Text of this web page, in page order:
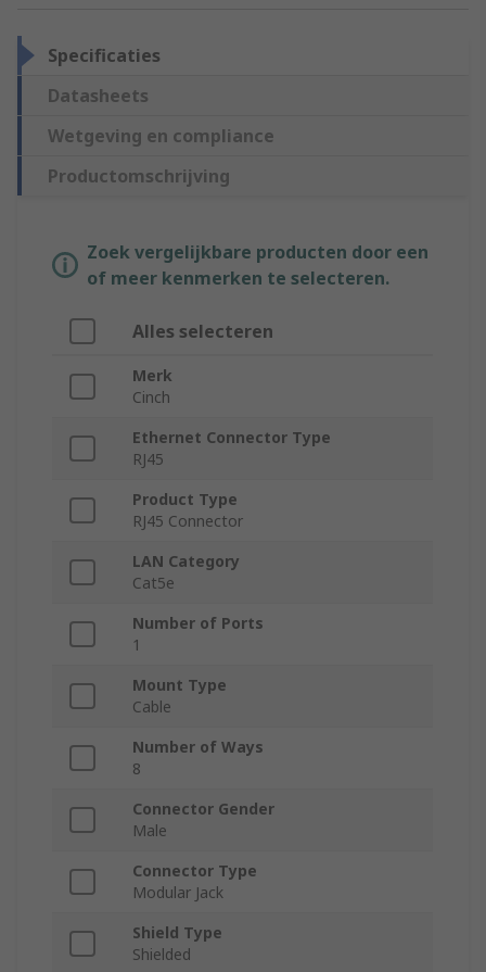
Specificaties
Datasheets
Wetgeving en compliance
Productomschrijving
Zoek vergelijkbare producten door een
of meer kenmerken te selecteren.
Alles selecteren
Merk
Cinch
Ethernet Connector Type
RJ45
Product Type
RJ45 Connector
LAN Category
Cat5e
Number of Ports
1
Mount Type
Cable
Number of Ways
8
Connector Gender
Male
Connector Type
Modular Jack
Shield Type
Shielded